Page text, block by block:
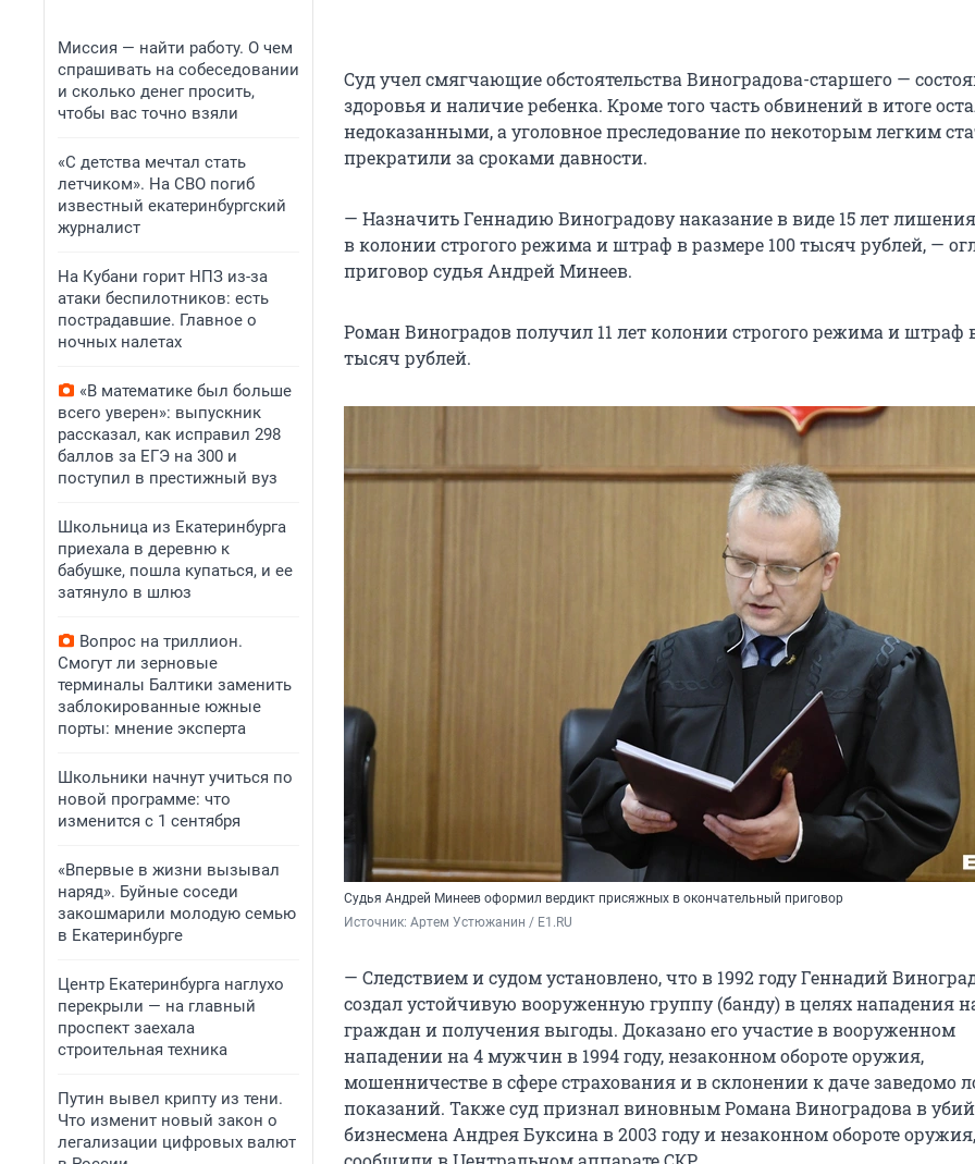
Миссия — найти работу. О чем
спрашивать на собеседовании
и сколько денег просить,
чтобы вас точно взяли
«С детства мечтал стать
летчиком». На СВО погиб
известный екатеринбургский
журналист
На Кубани горит НПЗ из-за
атаки беспилотников: есть
пострадавшие. Главное о
ночных налетах
«В математике был больше
всего уверен»: выпускник
рассказал, как исправил 298
баллов за ЕГЭ на 300 и
поступил в престижный вуз
Школьница из Екатеринбурга
приехала в деревню к
бабушке, пошла купаться, и ее
затянуло в шлюз
Вопрос на триллион.
Смогут ли зерновые
терминалы Балтики заменить
заблокированные южные
порты: мнение эксперта
Школьники начнут учиться по
новой программе: что
изменится с 1 сентября
«Впервые в жизни вызывал
наряд». Буйные соседи
закошмарили молодую семью
в Екатеринбурге
Центр Екатеринбурга наглухо
перекрыли — на главный
проспект заехала
строительная техника
Путин вывел крипту из тени.
Что изменит новый закон о
легализации цифровых валют
Суд учел смягчающие обстоятельства Виноградова-старшего —
здоровья и наличие ребенка. Кроме того часть обвинений в итоге
недоказанными, а уголовное преследование по некоторым легким
прекратили за сроками давности.
— Назначить Геннадию Виноградову наказание в виде 15 лет
в колонии строгого режима и штраф в размере 100 тысяч рублей, —
приговор судья Андрей Минеев.
Роман Виноградов получил 11 лет колонии строгого режима и штраф
тысяч рублей.
Судья Андрей Минеев оформил вердикт присяжных в окончательный приговор
Источник: Артем Устюжанин / E1.RU
— Следствием и судом установлено, что в 1992 году Геннадий
создал устойчивую вооруженную группу (банду) в целях нападения
граждан и получения выгоды. Доказано его участие в вооруженном
нападении на 4 мужчин в 1994 году, незаконном обороте оружия,
мошенничестве в сфере страхования и в склонении к даче заведомо
показаний. Также суд признал виновным Романа Виноградова в
бизнесмена Андрея Буксина в 2003 году и незаконном обороте